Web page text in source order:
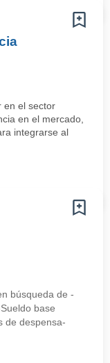
en el sector
en el mercado,
integrarse al
búsqueda de -
base
de despensa-